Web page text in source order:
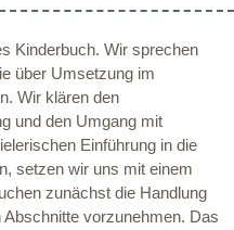
Kinderbuch. Wir sprechen
über Umsetzung im
Wir klären den
und den Umgang mit
Einführung in die
setzen wir uns mit einem
zunächst die Handlung
vorzunehmen. Das